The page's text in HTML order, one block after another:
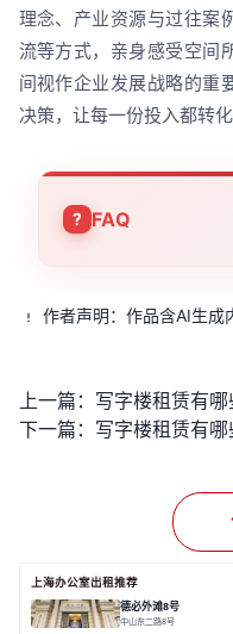
理念、产业资源与过往案
流等方式，亲身感受空间
间视作企业发展战略的重
决策，让每一份投入都转
FAQ
作者声明：作品含AI生成
上一篇： 写字楼租赁有哪
下一篇： 写字楼租赁有哪
上海办公室出租推荐
德必外滩8号
中山东二路8号